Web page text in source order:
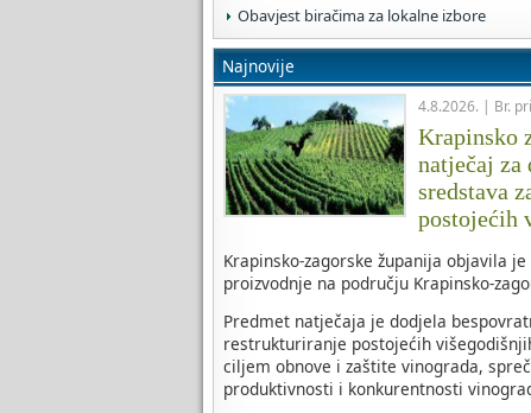
Obavjest biračima za lokalne izbore
Najnovije
4.8.2026. | Br.
Krapinsko
natječaj
sredstava
postojećih
Krapinsko-zagorske županija objavila
proizvodnje na području Krapinsko-
Predmet natječaja je dodjela
restrukturiranje postojećih
ciljem obnove i zaštite vinograda,
produktivnosti i konkurentnosti